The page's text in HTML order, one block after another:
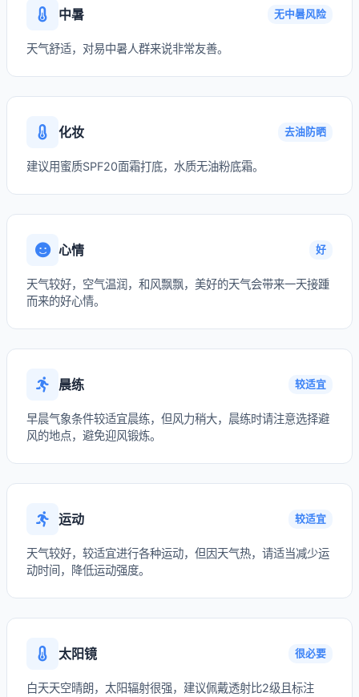
中暑 无中暑风险
天气舒适，对易中暑人群来说非常友善。
化妆 去油防晒
建议用蜜质SPF20面霜打底，水质无油粉底霜。
心情 好
天气较好，空气温润，和风飘飘，美好的天气会带来一天接踵
而来的好心情。
晨练 较适宜
早晨气象条件较适宜晨练，但风力稍大，晨练时请注意选择避
风的地点，避免迎风锻炼。
运动 较适宜
天气较好，较适宜进行各种运动，但因天气热，请适当减少运
动时间，降低运动强度。
太阳镜 很必要
白天天空晴朗，太阳辐射很强，建议佩戴透射比2级且标注